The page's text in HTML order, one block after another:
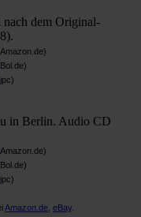
dem Original-
in Berlin. Audio CD
Amazon.de eBay